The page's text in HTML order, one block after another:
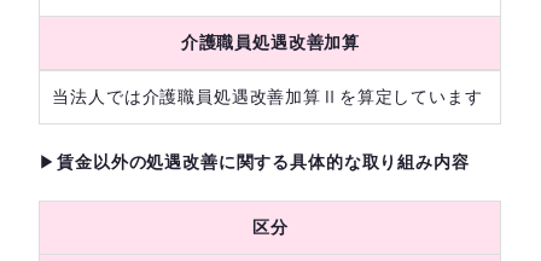
介護職員処遇改善加算
当法人では介護職員処遇改善加算Ⅱを算定しています
▶賃金以外の処遇改善に関する具体的な取り組み内容
区分